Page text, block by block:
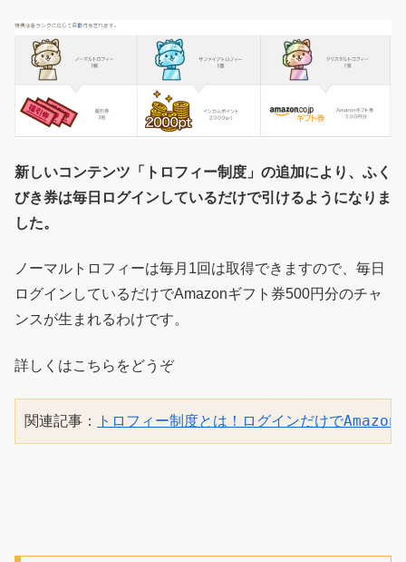
新しいコンテンツ「トロフィー制度」の追加により、ふく
びき券は毎日ログインしているだけで引けるようになりま
した。
ノーマルトロフィーは毎月1回は取得できますので、毎日
ログインしているだけでAmazonギフト券500円分のチャ
ンスが生まれるわけです。
詳しくはこちらをどうぞ
関連記事： トロフィー制度とは！ログインだけでAmazon